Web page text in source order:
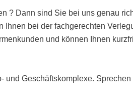
? Dann sind Sie bei uns genau
bei der fachgerechten
und können Ihnen
und Geschäftskomplexe. Sprechen